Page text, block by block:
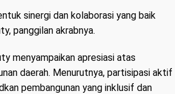
sinergi dan kolaborasi yang baik
panggilan akrabnya.
menyampaikan apresiasi atas
daerah. Menurutnya, partisipasi aktif
pembangunan yang inklusif dan